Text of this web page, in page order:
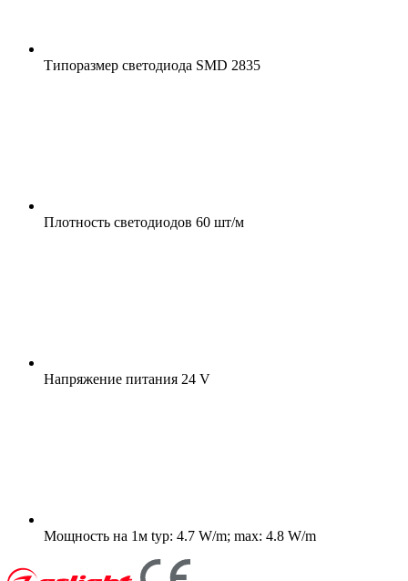
Типоразмер светодиода SMD 2835
Плотность светодиодов 60 шт/м
Напряжение питания 24 V
Мощность на 1м typ: 4.7 W/m; max: 4.8 W/m